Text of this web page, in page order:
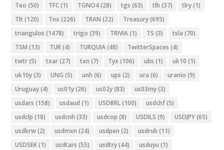
Teo (50) TFC(1) TGNO4(28) tgs (63) tlh (37) tlry(1)
Tlt (120) Tnx (226) TRAN (22) Treasury(695)
triangulos (1478) trigo (39) TRIVIA(1) TS (3) tsla (70)
TSM (13) TUR(4) TURQUIA(48) TwitterSpaces (4)
twtr(5) txar(27) txn (7) Tyx (106) ubs (1) uk10 (1)
uk10y(3) UNG (5) unh (6) ups (2) ura (6) uranio (9)
Uruguay(4) us01y(26) us02y(83) us03my(3)
usdars (158) usdaud (1) USDBRL(100) usdchf(5)
usdclp (18) usdcnh (33) usdcop (8) USDILS (9) USDJPY(65)
usdkrw(2) usdmxn (24) usdpen (2) usdrub (11)
USDSEK(1) usdtars (55) usdtry(44) usduyu (1)